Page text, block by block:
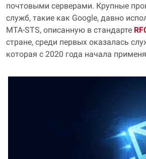
почтовыми серверами. Крупные
служб, такие как Google, давно
MTA-STS, описанную в стандарте
стране, среди первых оказалась
которая с 2020 года начала